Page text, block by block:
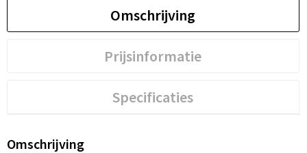
Omschrijving
Prijsinformatie
Specificaties
Omschrijving